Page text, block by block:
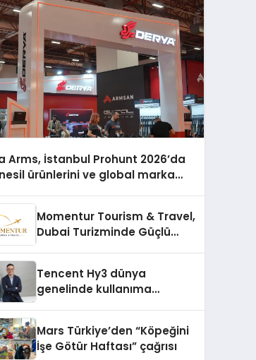
Arms, İstanbul Prohunt 2026’da
ürünlerini ve global marka
Momentur Tourism & Travel,
Dubai Turizminde Güçlü
Tencent Hy3 dünya
genelinde kullanıma
Mars Türkiye’den “Köpeğini
İşe Götür Haftası” çağrısı